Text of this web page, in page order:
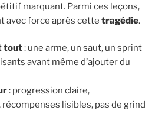
marquant. Parmi ces leçons,
avec force après cette tragédie.
tout: une arme, un saut, un sprint
avant même d’ajouter du
: progression claire,
lisibles, pas de grind